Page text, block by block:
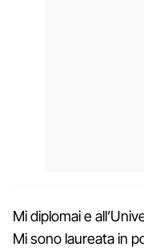
Mi diplomai e
Mi sono laureata in